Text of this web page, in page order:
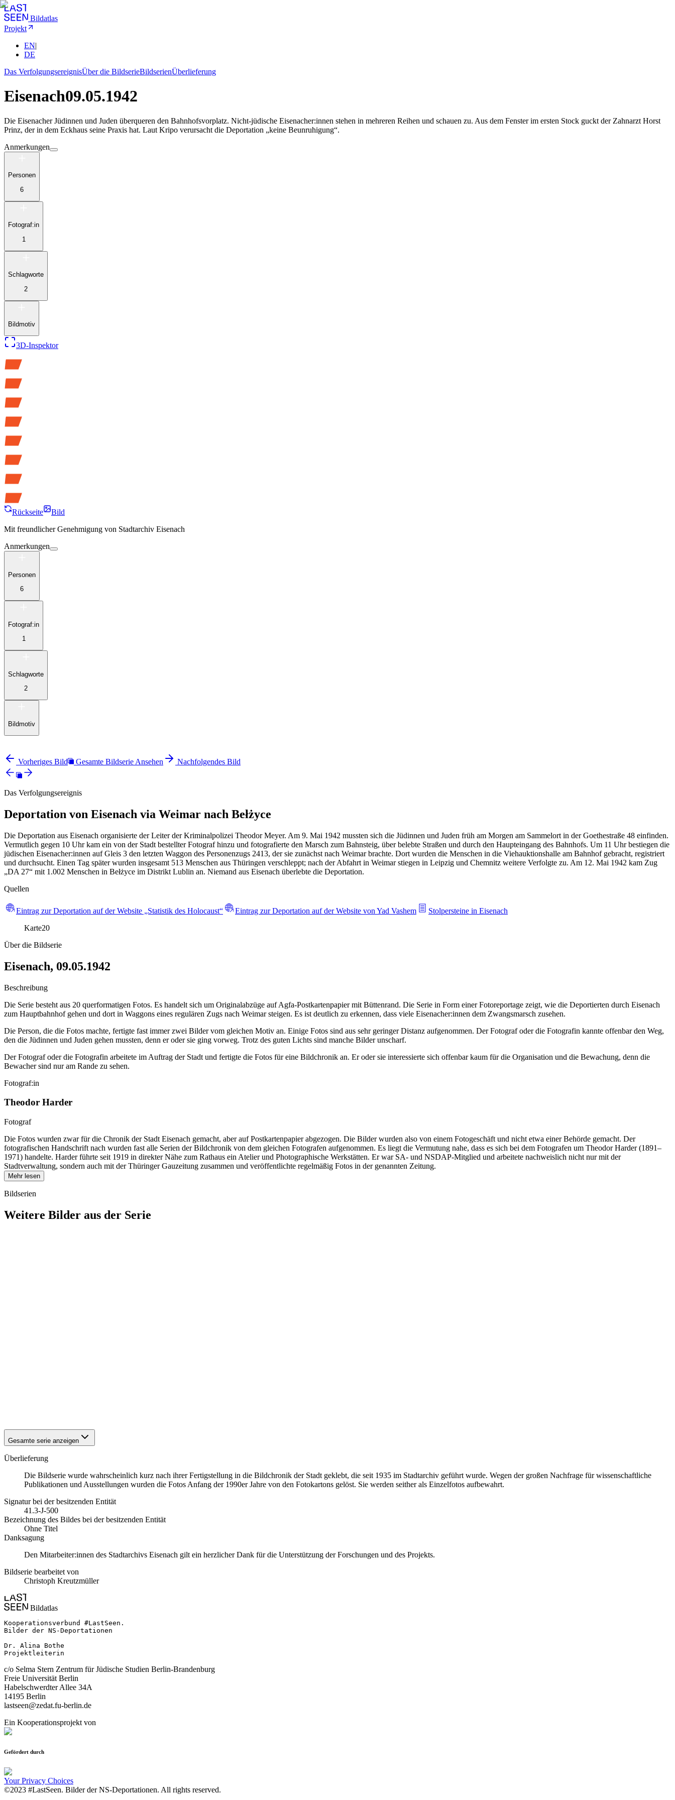
Bildatlas
Projekt
EN|
DE
Das VerfolgungsereignisÜber die BildserieBildserienÜberlieferung
Eisenach09.05.1942
Die Eisenacher Jüdinnen und Juden überqueren den Bahnhofsvorplatz. Nicht-jüdische Eisenacher:innen stehen in mehreren Reihen und schauen zu. Aus dem Fenster im ersten Stock guckt der Zahnarzt Horst
Prinz, der in dem Eckhaus seine Praxis hat. Laut Kripo verursacht die Deportation „keine Beunruhigung“.
Anmerkungen
Personen
6
Fotograf:in
1
Schlagworte
2
Bildmotiv
3D-Inspektor
Rückseite
Bild
Mit freundlicher Genehmigung von Stadtarchiv Eisenach
Anmerkungen
Personen
6
Fotograf:in
1
Schlagworte
2
Bildmotiv
Vorheriges Bild Gesamte Bildserie Ansehen Nachfolgendes Bild
Das Verfolgungsereignis
Deportation von Eisenach via Weimar nach Bełżyce
Die Deportation aus Eisenach organisierte der Leiter der Kriminalpolizei Theodor Meyer. Am 9. Mai 1942 mussten sich die Jüdinnen und Juden früh am Morgen am Sammelort in der Goethestraße 48 einfinden.
Vermutlich gegen 10 Uhr kam ein von der Stadt bestellter Fotograf hinzu und fotografierte den Marsch zum Bahnsteig, über belebte Straßen und durch den Haupteingang des Bahnhofs. Um 11 Uhr bestiegen die
jüdischen Eisenacher:innen auf Gleis 3 den letzten Waggon des Personenzugs 2413, der sie zunächst nach Weimar brachte. Dort wurden die Menschen in die Viehauktionshalle am Bahnhof gebracht, registriert
und durchsucht. Einen Tag später wurden insgesamt 513 Menschen aus Thüringen verschleppt; nach der Abfahrt in Weimar stiegen in Leipzig und Chemnitz weitere Verfolgte zu. Am 12. Mai 1942 kam Zug
„DA 27“ mit 1.002 Menschen in Bełżyce im Distrikt Lublin an. Niemand aus Eisenach überlebte die Deportation.
Quellen
Eintrag zur Deportation auf der Website „Statistik des Holocaust“ Eintrag zur Deportation auf der Website von Yad Vashem
Stolpersteine in Eisenach
Karte20
Über die Bildserie
Eisenach, 09.05.1942
Beschreibung
Die Serie besteht aus 20 querformatigen Fotos. Es handelt sich um Originalabzüge auf Agfa-Postkartenpapier mit Büttenrand. Die Serie in Form einer Fotoreportage zeigt, wie die Deportierten durch Eisenach
zum Hauptbahnhof gehen und dort in Waggons eines regulären Zugs nach Weimar steigen. Es ist deutlich zu erkennen, dass viele Eisenacher:innen dem Zwangsmarsch zusehen.
Die Person, die die Fotos machte, fertigte fast immer zwei Bilder vom gleichen Motiv an. Einige Fotos sind aus sehr geringer Distanz aufgenommen. Der Fotograf oder die Fotografin kannte offenbar den Weg,
den die Jüdinnen und Juden gehen mussten, denn er oder sie ging vorweg. Trotz des guten Lichts sind manche Bilder unscharf.
Der Fotograf oder die Fotografin arbeitete im Auftrag der Stadt und fertigte die Fotos für eine Bildchronik an. Er oder sie interessierte sich offenbar kaum für die Organisation und die Bewachung, denn die
Bewacher sind nur am Rande zu sehen.
Fotograf:in
Theodor Harder
Fotograf
Die Fotos wurden zwar für die Chronik der Stadt Eisenach gemacht, aber auf Postkartenpapier abgezogen. Die Bilder wurden also von einem Fotogeschäft und nicht etwa einer Behörde gemacht. Der
fotografischen Handschrift nach wurden fast alle Serien der Bildchronik von dem gleichen Fotografen aufgenommen. Es liegt die Vermutung nahe, dass es sich bei dem Fotografen um Theodor Harder (1891–
1971) handelte. Harder führte seit 1919 in direkter Nähe zum Rathaus ein Atelier und Photographische Werkstätten. Er war SA- und NSDAP-Mitglied und arbeitete nachweislich nicht nur mit der
Stadtverwaltung, sondern auch mit der Thüringer Gauzeitung zusammen und veröffentlichte regelmäßig Fotos in der genannten Zeitung.
Mehr lesen
Bildserien
Weitere Bilder aus der Serie
Gesamte serie anzeigen
Überlieferung
Die Bildserie wurde wahrscheinlich kurz nach ihrer Fertigstellung in die Bildchronik der Stadt geklebt, die seit 1935 im Stadtarchiv geführt wurde. Wegen der großen Nachfrage für wissenschaftliche
Publikationen und Ausstellungen wurden die Fotos Anfang der 1990er Jahre von den Fotokartons gelöst. Sie werden seither als Einzelfotos aufbewahrt.
Signatur bei der besitzenden Entität
41.3-J-500
Bezeichnung des Bildes bei der besitzenden Entität
Ohne Titel
Danksagung
Den Mitarbeiter:innen des Stadtarchivs Eisenach gilt ein herzlicher Dank für die Unterstützung der Forschungen und des Projekts.
Bildserie bearbeitet von
Christoph Kreutzmüller
Bildatlas
Kooperationsverbund #LastSeen.
Bilder der NS-Deportationen
Dr. Alina Bothe
Projektleiterin
c/o Selma Stern Zentrum für Jüdische Studien Berlin-Brandenburg
Freie Universität Berlin
Habelschwerdter Allee 34A
14195 Berlin
lastseen@zedat.fu-berlin.de
Ein Kooperationsprojekt von
Gefördert durch
Your Privacy Choices
©2023 #LastSeen. Bilder der NS-Deportationen. All rights reserved.